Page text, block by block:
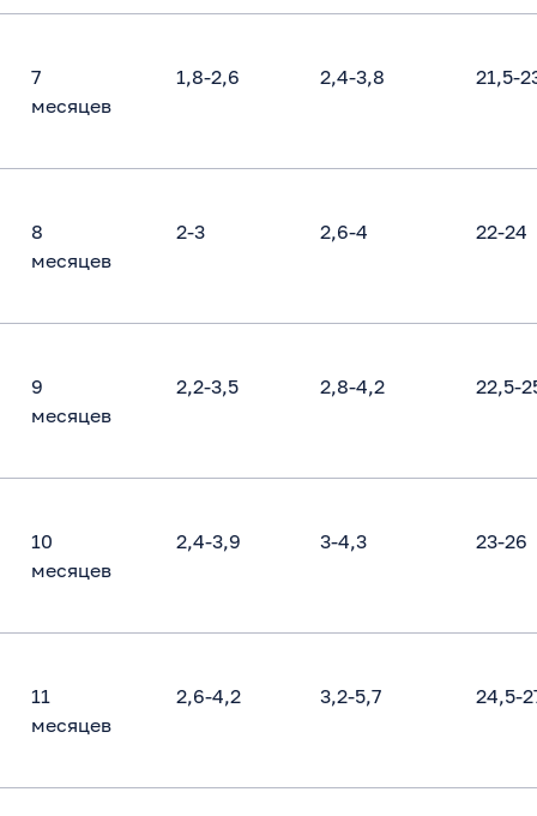
7
месяцев
1,8-2,6 2,4-3,8 21,5-
8
месяцев
2-3 2,6-4 22-24
9
месяцев
2,2-3,5 2,8-4,2 22,5-
10
месяцев
2,4-3,9 3-4,3 23-26
11
месяцев
2,6-4,2 3,2-5,7 24,5-